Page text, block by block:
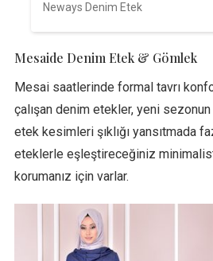
Neways Denim Etek
Mesaide Denim Etek & Gömlek
Mesai saatlerinde formal tavrı
çalışan denim etekler, yeni
etek kesimleri şıklığı yansıtmada
eteklerle eşleştireceğiniz
korumanız için varlar.